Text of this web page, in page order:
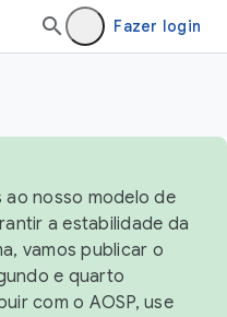
Fazer login
ao nosso modelo de
a estabilidade da
vamos publicar o
e quarto
com o AOSP, use